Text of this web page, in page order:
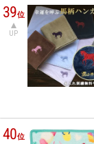
39位
UP
40位